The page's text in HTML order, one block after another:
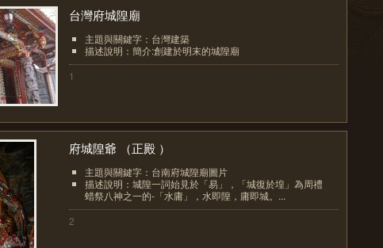
台灣府城隍廟
主題與關鍵字：台灣建築
描述說明：簡介:創建於明末的城隍廟
1
府城隍爺 （正殿 ）
主題與關鍵字：台南府城隍廟圖片
描述說明：城隍一詞始見於「易」，「城復於堭」為周禮
蜡祭八神之一的-「水庸」，水即隍，庸即城。...
2